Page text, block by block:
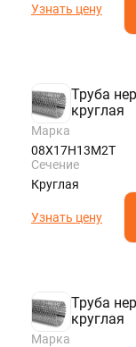
Узнать цену
Труба
круглая
Марка
08Х17Н13М2Т
Сечение
Круглая
Узнать цену
Труба
круглая
Марка